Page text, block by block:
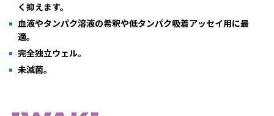
く抑えます。
血液やタンパク溶液の希釈や低タンパク吸着アッセイ用に最
適。
完全独立ウェル。
未滅菌。